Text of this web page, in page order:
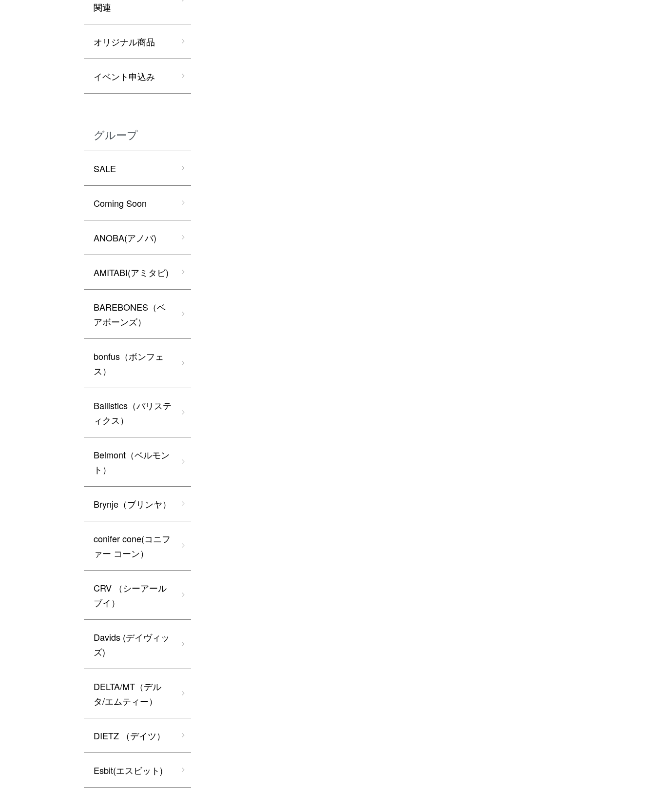
関連
オリジナル商品
イベント申込み
グループ
SALE
Coming Soon
ANOBA(アノバ)
AMITABI(アミタビ)
BAREBONES（ベ
アボーンズ）
bonfus（ボンフェ
ス）
Ballistics（バリステ
ィクス）
Belmont（ベルモン
ト）
Brynje（ブリンヤ）
conifer cone(コニフ
ァー コーン）
CRV （シーアール
ブイ）
Davids (デイヴィッ
ズ)
DELTA/MT（デル
タ/エムティー）
DIETZ （デイツ）
Esbit(エスビット)